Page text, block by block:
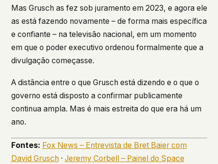
Mas Grusch as fez sob juramento em 2023, e agora ele
as está fazendo novamente – de forma mais específica
e confiante – na televisão nacional, em um momento
em que o poder executivo ordenou formalmente que a
divulgação começasse.
A distância entre o que Grusch está dizendo e o que o
governo está disposto a confirmar publicamente
continua ampla. Mas é mais estreita do que era há um
ano.
Fontes: Fox News – Entrevista de Bret Baier com
David Grusch· Jeremy Corbell – Painel do Space